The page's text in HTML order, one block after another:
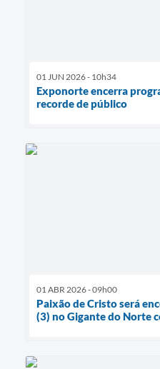
01 JUN 2026 - 10h34
Exponorte encerra
recorde de público
01 ABR 2026 - 09h00
Paixão de Cristo será
(3) no Gigante do Norte